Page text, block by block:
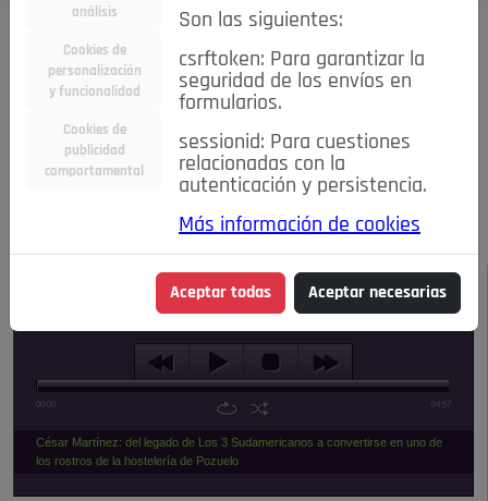
Todas las noticias..
#TePrestoMisOjos Caridad
Ciencia&Tecnología
Economía
Entretenimiento
Estilo de Vida
Internacional
Madrid Opinión IN
Pozuelo de Alarcón
Salud 🔴 En Directo
NOTICIAS
Escucha el audio de esta noticia:
00:00 04:57
César Martínez: del legado de Los 3 Sudamericanos a convertirse en uno de
los rostros de la hostelería de Pozuelo
análisis
Cookies de
personalización
y funcionalidad
Cookies de
publicidad
comportamental
Son las siguientes:
csrftoken: Para garantizar la
seguridad de los envíos en
formularios.
sessionid: Para cuestiones
relacionadas con la
autenticación y persistencia.
Más información de cookies
Aceptar todas Aceptar necesarias